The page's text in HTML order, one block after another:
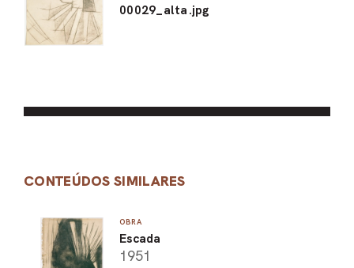
00029_alta.jpg
CONTEÚDOS SIMILARES
OBRA
Escada
1951